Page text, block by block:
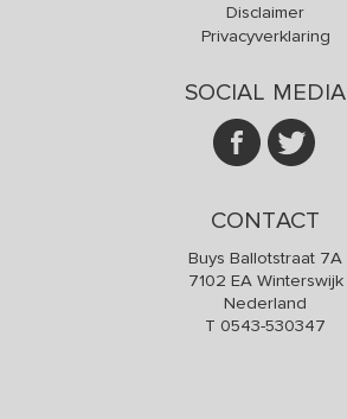
Disclaimer
Privacyverklaring
SOCIAL MEDIA
CONTACT
Buys Ballotstraat 7A
7102 EA Winterswijk
Nederland
T 0543-530347